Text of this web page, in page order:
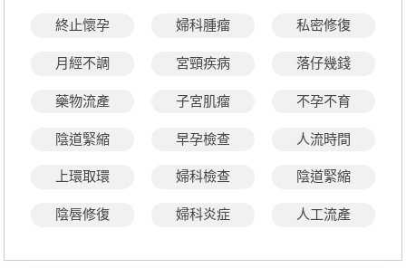
終止懷孕 婦科腫瘤 私密修復
月經不調 宮頸疾病 落仔幾錢
藥物流產 子宮肌瘤 不孕不育
陰道緊縮 早孕檢查 人流時間
上環取環 婦科檢查 陰道緊縮
陰唇修復 婦科炎症 人工流產